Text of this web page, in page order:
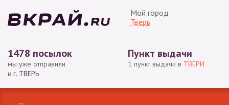
Мой город
Тверь
1478 посылок
мы уже отправили
в г. ТВЕРЬ
Пункт выдачи
1 пункт выдачи в ТВЕРИ